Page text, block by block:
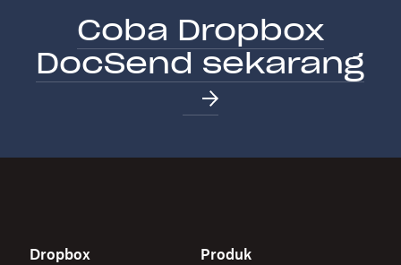
Coba Dropbox
DocSend sekarang
Dropbox Produk